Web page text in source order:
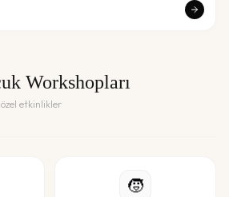
Workshopları
özel etkinlikler
🧒